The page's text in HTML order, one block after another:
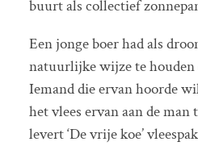
buurt als collectief
Een jonge boer had als
natuurlijke wijze te houden
Iemand die ervan hoorde
het vlees ervan aan de
levert ‘De vrije koe’